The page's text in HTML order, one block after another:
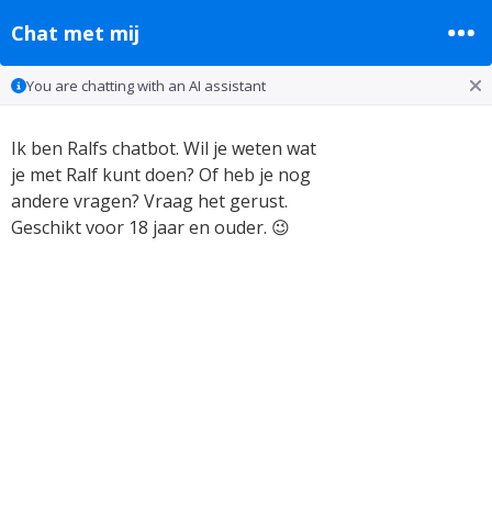
Chat met mij
You are chatting with an AI assistant
Ik ben Ralfs chatbot. Wil je weten wat
je met Ralf kunt doen? Of heb je nog
andere vragen? Vraag het gerust.
Geschikt voor 18 jaar en ouder. 😉